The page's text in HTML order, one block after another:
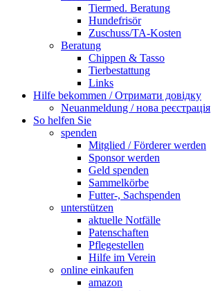
Tiermed. Beratung
Hundefrisör
Zuschuss/TA-Kosten
Beratung
Chippen & Tasso
Tierbestattung
Links
Hilfe bekommen / Отримати довідку
Neuanmeldung / нова реєстрація
So helfen Sie
spenden
Mitglied / Förderer werden
Sponsor werden
Geld spenden
Sammelkörbe
Futter-, Sachspenden
unterstützen
aktuelle Notfälle
Patenschaften
Pflegestellen
Hilfe im Verein
online einkaufen
amazon